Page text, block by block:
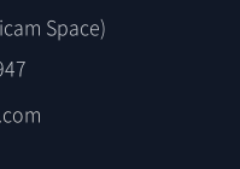
Space)